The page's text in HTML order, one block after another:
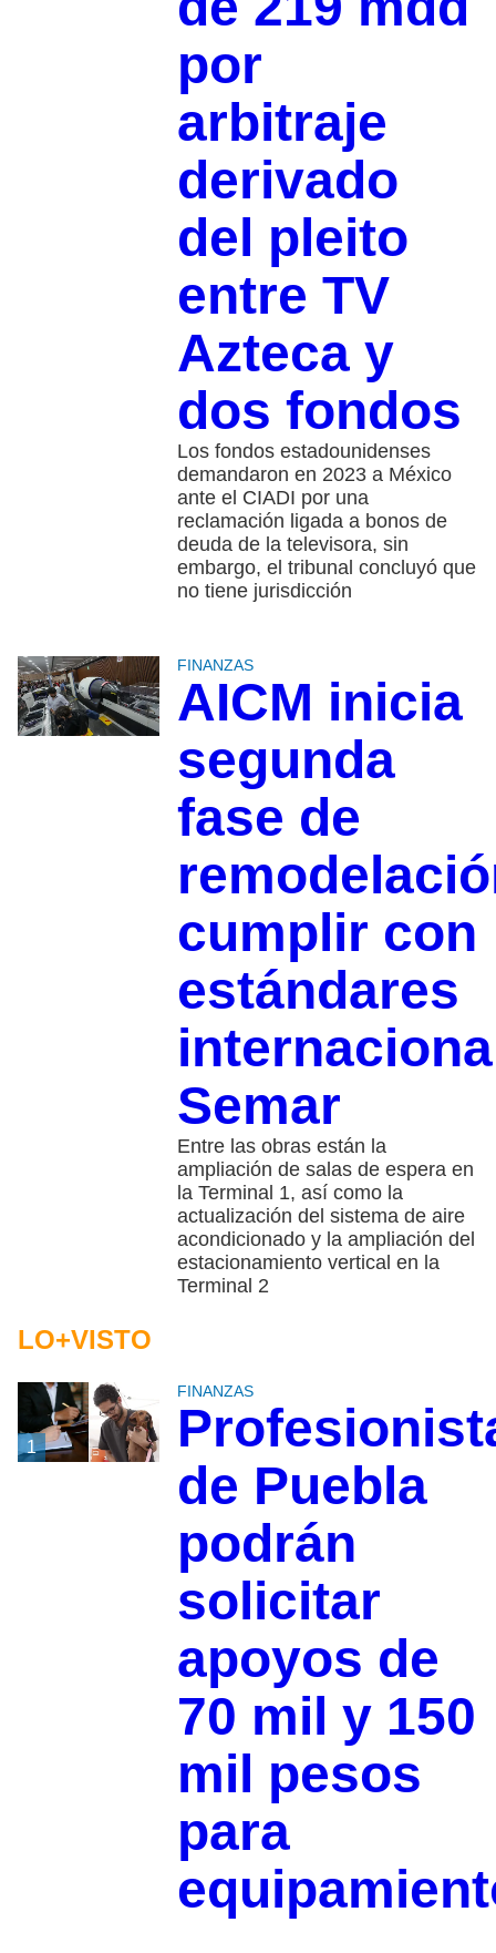
por
arbitraje
derivado
del pleito
entre TV
Azteca y
dos fondos
Los fondos estadounidenses
demandaron en 2023 a México
ante el CIADI por una
reclamación ligada a bonos de
deuda de la televisora, sin
embargo, el tribunal concluyó que
no tiene jurisdicción
FINANZAS
AICM inicia
segunda
fase de
cumplir con
estándares
Semar
Entre las obras están la
ampliación de salas de espera en
la Terminal 1, así como la
actualización del sistema de aire
acondicionado y la ampliación del
estacionamiento vertical en la
Terminal 2
LO+VISTO
1
FINANZAS
de Puebla
podrán
solicitar
apoyos de
70 mil y 150
mil pesos
para